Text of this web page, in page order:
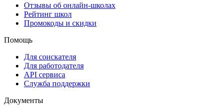
Отзывы об онлайн-школах
Рейтинг школ
Промокоды и скидки
Помощь
Для соискателя
Для работодателя
API сервиса
Служба поддержки
Документы